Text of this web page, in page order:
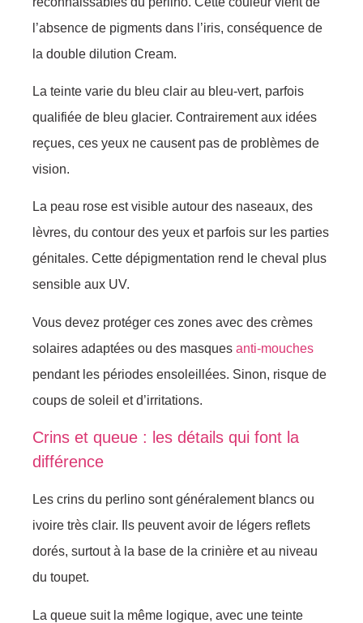
l’absence de pigments dans l’iris, conséquence de
la double dilution Cream.
La teinte varie du bleu clair au bleu-vert, parfois
qualifiée de bleu glacier. Contrairement aux idées
reçues, ces yeux ne causent pas de problèmes de
vision.
La peau rose est visible autour des naseaux, des
lèvres, du contour des yeux et parfois sur les parties
génitales. Cette dépigmentation rend le cheval plus
sensible aux UV.
Vous devez protéger ces zones avec des crèmes
solaires adaptées ou des masques anti-mouches
pendant les périodes ensoleillées. Sinon, risque de
coups de soleil et d’irritations.
Crins et queue : les détails qui font la
différence
Les crins du perlino sont généralement blancs ou
ivoire très clair. Ils peuvent avoir de légers reflets
dorés, surtout à la base de la crinière et au niveau
du toupet.
La queue suit la même logique, avec une teinte